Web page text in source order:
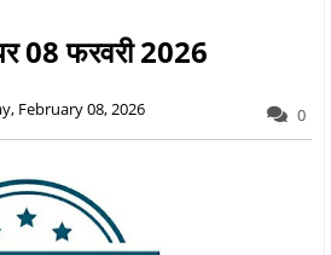
08 फरवरी 2026
February 08, 2026 0